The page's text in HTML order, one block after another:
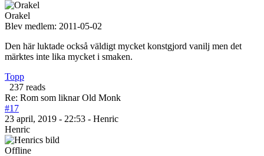
Orakel
Blev medlem: 2011-05-02
Den här luktade också väldigt mycket konstgjord vanilj men det
märktes inte lika mycket i smaken.
Topp
237 reads
Re: Rom som liknar Old Monk
#17
23 april, 2019 - 22:53 - Henric
Henric
Offline